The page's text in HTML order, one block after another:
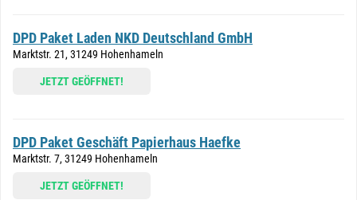
DPD Paket Laden NKD Deutschland GmbH
Marktstr. 21, 31249 Hohenhameln
JETZT GEÖFFNET!
DPD Paket Geschäft Papierhaus Haefke
Marktstr. 7, 31249 Hohenhameln
JETZT GEÖFFNET!